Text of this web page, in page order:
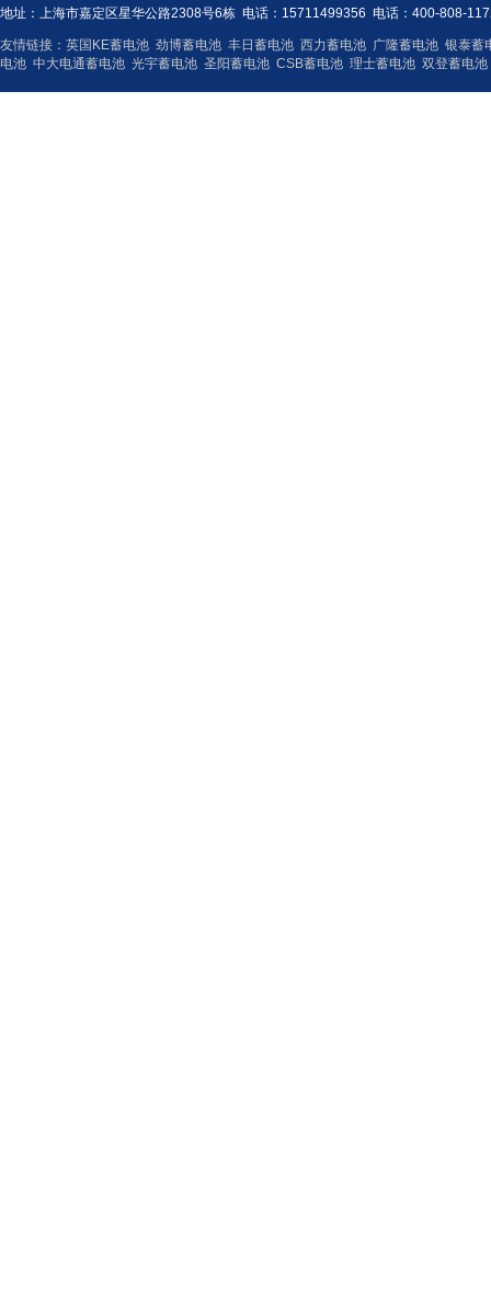
地址：上海市嘉定区星华公路2308号6栋 电话：15711499356 电话：400-808-
友情链接： 英国KE蓄电池 劲博蓄电池 丰日蓄电池 西力蓄电池 广隆蓄电池 银泰蓄
电池 中大电通蓄电池 光宇蓄电池 圣阳蓄电池 CSB蓄电池 理士蓄电池 双登蓄电池